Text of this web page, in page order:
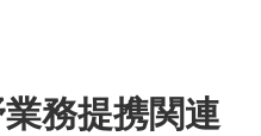
務提携関連